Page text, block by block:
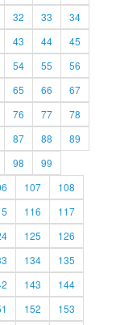
32 33
34
43 44
45
54 55
56
65 66
67
76 77
78
87 88
89
98
99
107
108
116
117
125
126
134
135
143
144
152
153